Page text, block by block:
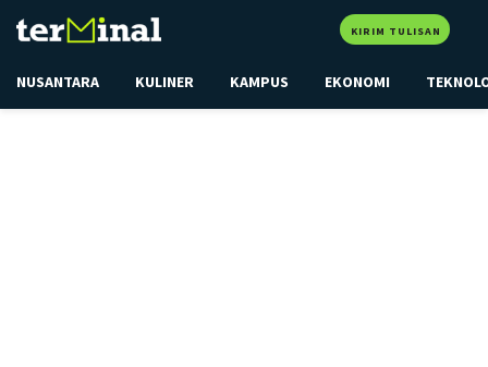
KIRIM TULISAN
NUSANTARA KULINER KAMPUS EKONOMI